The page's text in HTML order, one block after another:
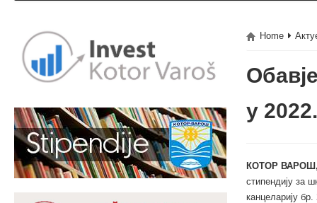
Home
у
КОТОР
стипендију за
канцеларију